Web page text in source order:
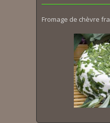
Fromage de chèvre